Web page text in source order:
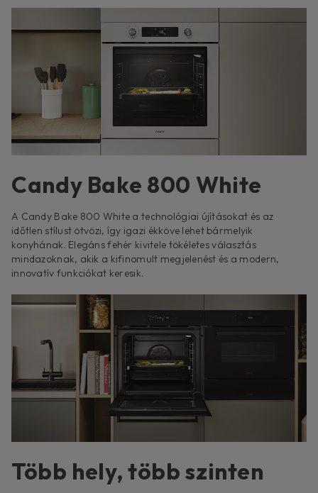
Candy Bake 800 White
A Candy Bake 800 White a technológiai újításokat és az
időtlen stílust ötvözi, így igazi ékköve lehet bármelyik
konyhának. Elegáns fehér kivitele tökéletes választás
mindazoknak, akik a kifinomult megjelenést és a modern,
innovatív funkciókat keresik.
Több hely, több szinten